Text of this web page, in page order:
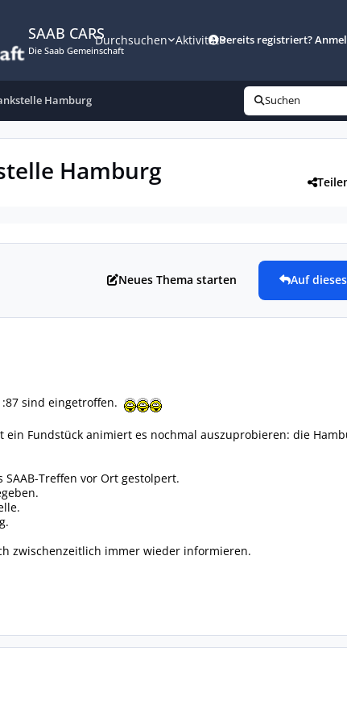
SAAB CARS
Die Saab Gemeinschaft
Durchsuchen AktivitätBereits registriert?
Hamburg Suchen
Hamburg
Neues Thema starten Auf
sind eingetroffen.
Fundstück animiert es nochmal auszuprobieren: die
Treffen vor Ort gestolpert.
zwischenzeitlich immer wieder informieren.